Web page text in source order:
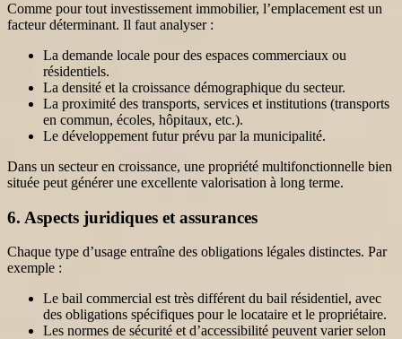
Comme pour tout investissement immobilier, l’emplacement est un
facteur déterminant. Il faut analyser :
La demande locale pour des espaces commerciaux ou
résidentiels.
La densité et la croissance démographique du secteur.
La proximité des transports, services et institutions (transports
en commun, écoles, hôpitaux, etc.).
Le développement futur prévu par la municipalité.
Dans un secteur en croissance, une propriété multifonctionnelle bien
située peut générer une excellente valorisation à long terme.
6. Aspects juridiques et assurances
Chaque type d’usage entraîne des obligations légales distinctes. Par
exemple :
Le bail commercial est très différent du bail résidentiel, avec
des obligations spécifiques pour le locataire et le propriétaire.
Les normes de sécurité et d’accessibilité peuvent varier selon